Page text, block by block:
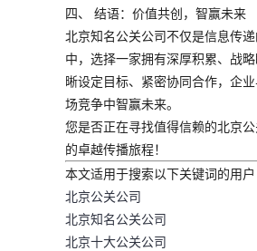
四、 结语：价值共创，智赢未来
北京知名公关公司不仅是信息传
中，选择一家拥有深厚积累、战
晰设定目标、紧密协同合作，企
场竞争中智赢未来。
您是否正在寻找值得信赖的北京
的卓越传播旅程！
本文适用于搜索以下关键词的用户
北京公关公司
北京知名公关公司
北京十大公关公司